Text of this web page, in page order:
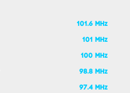
101.6 MHz
101 MHz
100 MHz
98.8 MHz
97.4 MHz